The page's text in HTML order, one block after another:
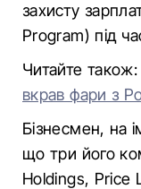
захисту
Program) під
Читайте
вкрав фари з
Бізнесмен, на
що три його
Holdings, Price